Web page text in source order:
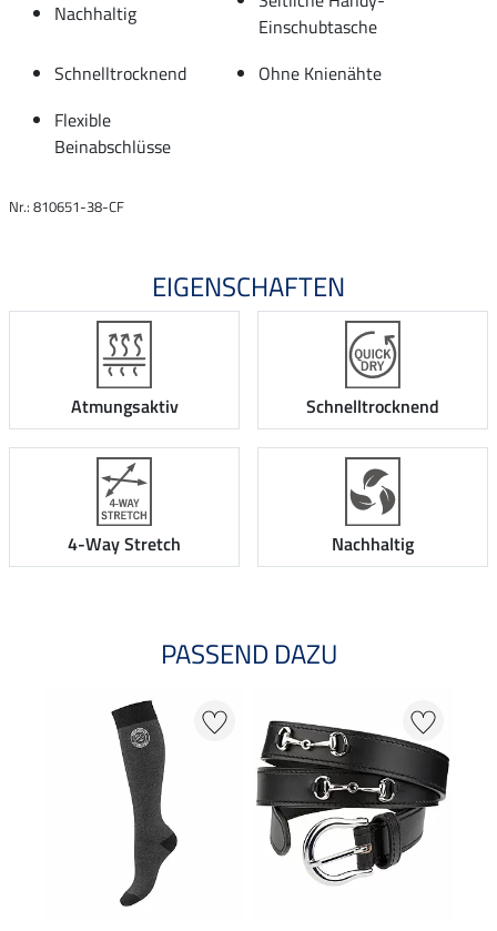
Nachhaltig
Einschubtasche
Schnelltrocknend
Ohne Knienähte
Flexible
Beinabschlüsse
Nr.: 810651-38-CF
EIGENSCHAFTEN
Atmungsaktiv Schnelltrocknend
4-Way Stretch Nachhaltig
PASSEND DAZU